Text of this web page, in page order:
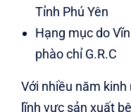
Tỉnh Phú Yên
Hạng mục do
phào chỉ G.R.C
Với nhiều năm
lĩnh vực sản xuất